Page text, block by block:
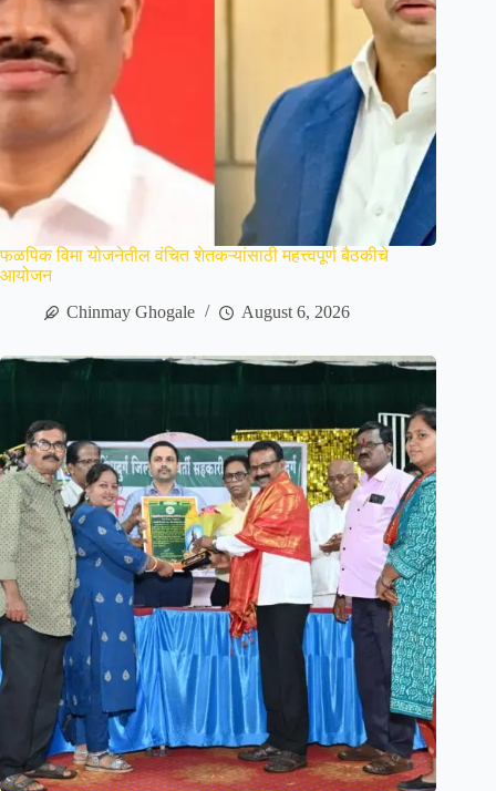
फळपिक विमा योजनेतील वंचित शेतकऱ्यांसाठी महत्त्वपूर्ण बैठकीचे
आयोजन
Chinmay Ghogale
August 6, 2026